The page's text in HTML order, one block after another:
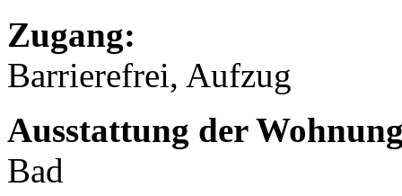
Zugang:
Barrierefrei, Aufzug
Ausstattung der
Bad